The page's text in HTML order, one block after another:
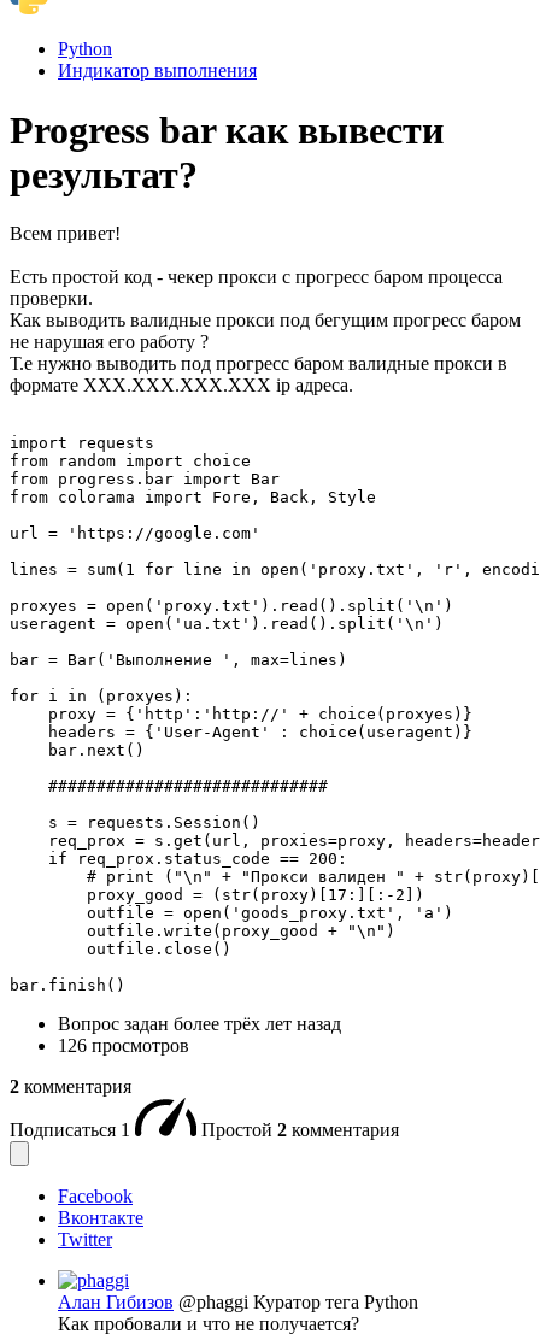
Python
Индикатор выполнения
Progress bar как вывести
результат?
Всем привет!
Есть простой код - чекер прокси с прогресс баром процесса
проверки.
Как выводить валидные прокси под бегущим прогресс баром
не нарушая его работу ?
Т.е нужно выводить под прогресс баром валидные прокси в
формате XXX.XXX.XXX.XXX ip адреса.
import requests
from random import choice
from progress.bar import Bar
from colorama import Fore, Back, Style
url = 'https://google.com'
lines = sum(1 for line in open('proxy.txt', 'r',
proxyes = open('proxy.txt').read().split('\n')
useragent = open('ua.txt').read().split('\n')
bar = Bar('Выполнение ', max=lines)
for i in (proxyes):
    proxy = {'http':'http://' + choice(proxyes)}
    headers = {'User-Agent' : choice(useragent)}
    bar.next()
    #############################
    s = requests.Session()
req_prox = s.get(url, proxies=proxy,
    if req_prox.status_code == 200:
# print ("\n" + "Прокси валиден " +
        proxy_good = (str(proxy)[17:][:-2])
        outfile = open('goods_proxy.txt', 'a')
        outfile.write(proxy_good + "\n")
        outfile.close()
bar.finish()
Вопрос задан более трёх лет назад
126 просмотров
2 комментария
Подписаться 1 Простой 2 комментария
Facebook
Вконтакте
Twitter
Алан Гибизов @phaggi Куратор тега Python
Как пробовали и что не получается?